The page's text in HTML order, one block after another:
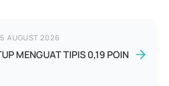
AUGUST 2026
MENGUAT TIPIS 0,19 POIN